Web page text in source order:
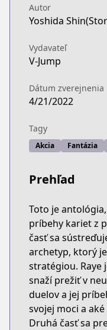
Autor
Yoshida
Vydavateľ
V-Jump
Dátum zverejnenia
4/21/2022
Tagy
Akcia Fantázia
Prehľad
Toto je
príbehy kariet z
časť sa
archetyp, ktorý
stratégiou. Raye
snaží prežiť v
duelov a jej
svojej moci a
Druhá časť sa